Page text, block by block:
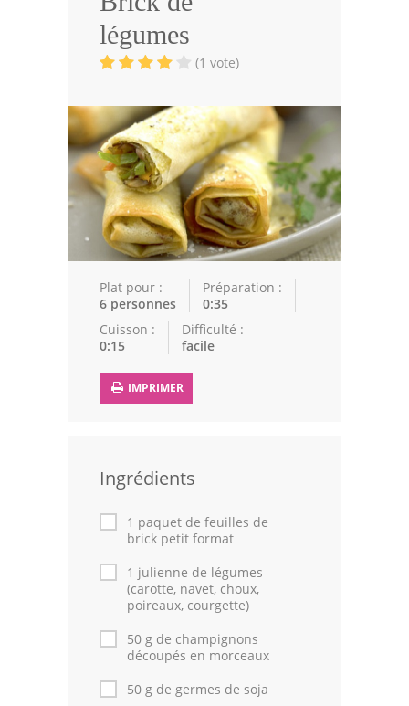
Volailles
Cuisines Orientales
Recettes marocaine
Cuisine Algérienne
Cuisine Tunisienne
Cuisine Juive
Cuisine Libanaise
Astuces de cuisine
Fêtes Religieuses
Chefs
Thèmes
Espace Personnel
légumes
(1 vote)
Plat pour :
6 personnes
Préparation :
0:35
Cuisson :
0:15
Difficulté :
facile
IMPRIMER
Ingrédients
1 paquet de feuilles de
brick petit format
1 julienne de légumes
(carotte, navet, choux,
poireaux, courgette)
50 g de champignons
découpés en morceaux
50 g de germes de soja